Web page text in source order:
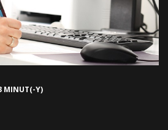
MINUT(-Y)